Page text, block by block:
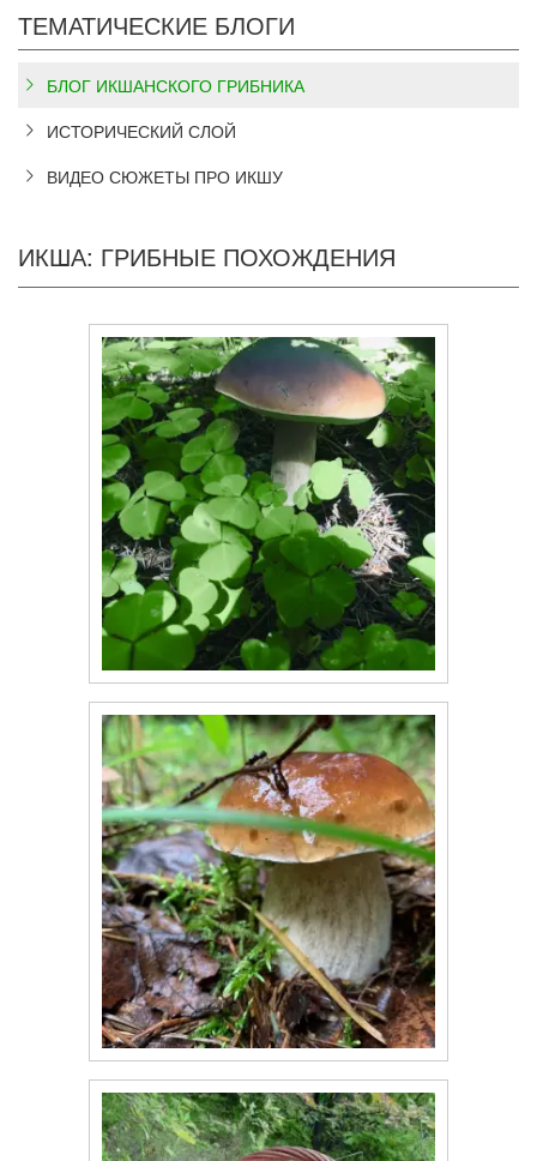
ТЕМАТИЧЕСКИЕ БЛОГИ
БЛОГ ИКШАНСКОГО ГРИБНИКА
ИСТОРИЧЕСКИЙ СЛОЙ
ВИДЕО СЮЖЕТЫ ПРО ИКШУ
ИКША: ГРИБНЫЕ ПОХОЖДЕНИЯ